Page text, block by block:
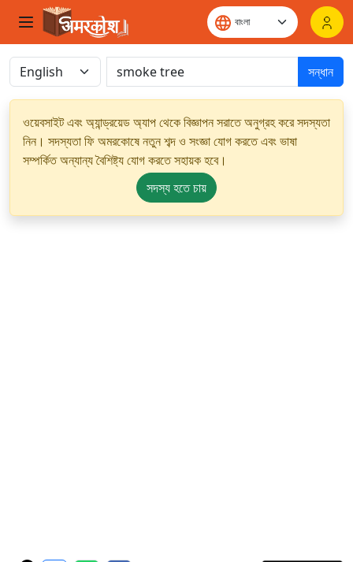
সন্ধান
ওয়েবসাইট এবং অ্যান্ড্রয়েড অ্যাপ থেকে বিজ্ঞাপন সরাতে অনুগ্রহ করে সদস্যতা
নিন। সদস্যতা ফি অমরকোষে নতুন শব্দ ও সংজ্ঞা যোগ করতে এবং ভাষা
সম্পর্কিত অন্যান্য বৈশিষ্ট্য যোগ করতে সহায়ক হবে।
সদস্য হতে চায়